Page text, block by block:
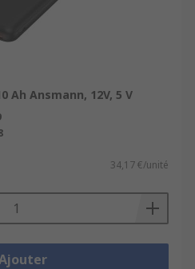
Ah Ansmann, 12V, 5 V
34,17 €/unité